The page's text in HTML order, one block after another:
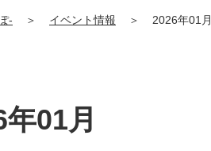
- ＞ イベント情報 ＞ 2026年01月
01月